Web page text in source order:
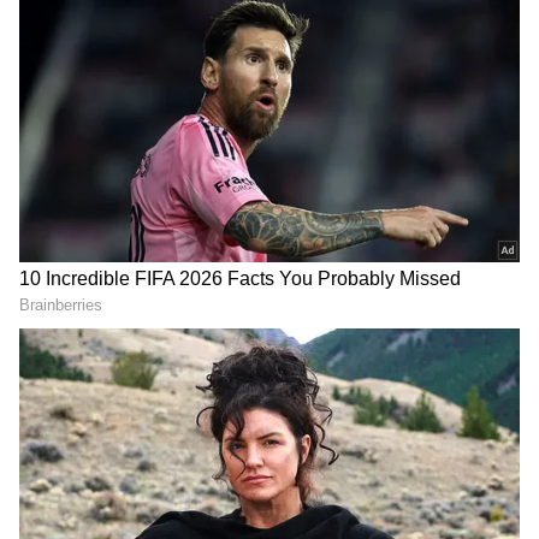
DOWNLOAD APP
தமிழ் சினிமா (Tamil Cinema News), டிவி
நிகழ்ச்சிகள்(Tamil TV Shows),
செலிபிரிட்டி செய்திகள் மற்றும்
சமீபத்திய அப்டேட்களுக்காக ஏஷ்யாநெட்
தமிழ் நியூஸின் பொழுதுபோக்கு பிரிவை
ஆராயுங்கள். சினிமா விமர்சனங்கள்